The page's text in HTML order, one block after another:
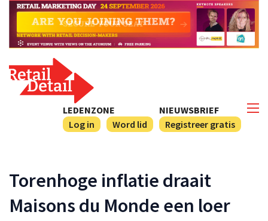
NIEUWSBRIEF
Registreer gratis
LEDENZONE
Log in
Word lid
Torenhoge inflatie draait
Maisons du Monde een loer